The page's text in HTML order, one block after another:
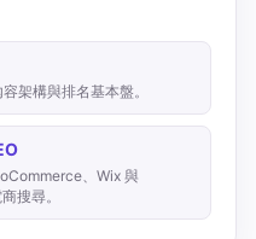
架構與排名基本盤。
、Wix 與
搜尋。